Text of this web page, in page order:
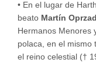
• En el lugar de
beato Martín
Hermanos Menores
polaca, en el mismo
el reino celestial (†